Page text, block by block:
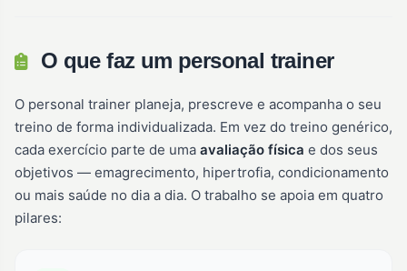
O que faz um personal trainer
O personal trainer planeja, prescreve e acompanha o seu
treino de forma individualizada. Em vez do treino genérico,
cada exercício parte de uma avaliação física e dos seus
objetivos — emagrecimento, hipertrofia, condicionamento
ou mais saúde no dia a dia. O trabalho se apoia em quatro
pilares: